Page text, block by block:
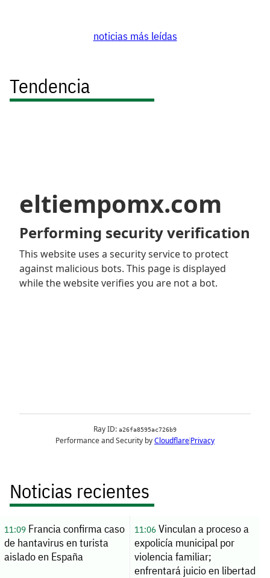
noticias más leídas
Tendencia
Noticias recientes
11:09Francia confirma caso
de hantavirus en turista
aislado en España
11:06Vinculan a proceso a
expolicía municipal por
violencia familiar;
enfrentará juicio en libertad